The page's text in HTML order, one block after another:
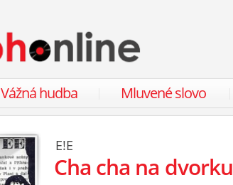
Vážná hudba Mluvené slovo
E!E
Cha cha na dvorku